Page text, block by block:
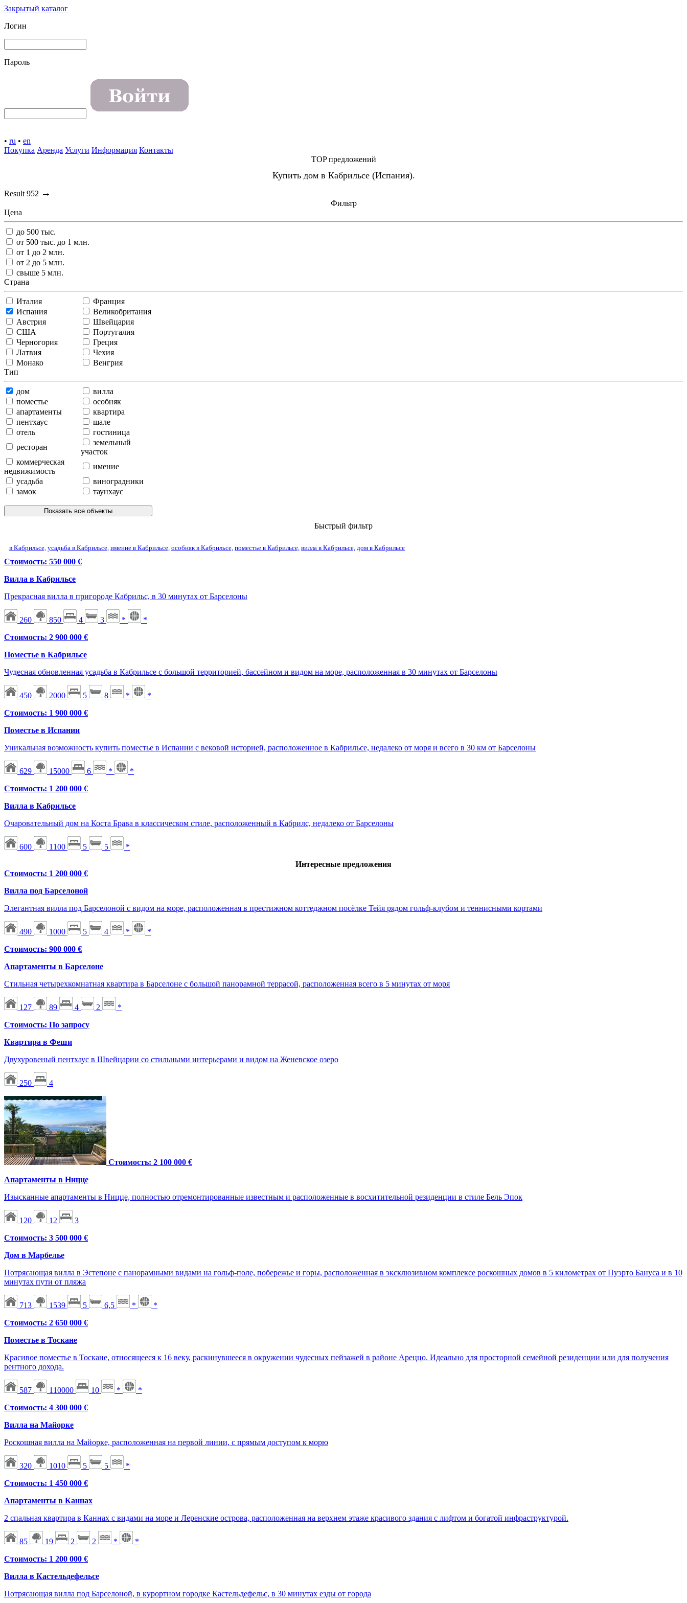
Закрытый каталог
Логин
Пароль
• ru • en
Покупка Аренда Услуги Информация Контакты
TOP предложений
Купить дом в Кабрильсе (Испания).
Result 952 →
Фильтр
Цена
до 500 тыс.
от 500 тыс. до 1 млн.
от 1 до 2 млн.
от 2 до 5 млн.
свыше 5 млн.
Страна
Италия
Франция
Испания
Великобритания
Австрия
Швейцария
США
Португалия
Черногория
Греция
Латвия
Чехия
Монако
Венгрия
Тип
дом
вилла
поместье
особняк
апартаменты
квартира
пентхаус
шале
отель
гостиница
ресторан
земельный
участок
коммерческая
недвижимость
имение
усадьба
виноградники
замок
таунхаус
Показать все объекты
Быстрый фильтр
в Кабрильсе, усадьба в Кабрильсе, имение в Кабрильсе, особняк в Кабрильсе, поместье в Кабрильсе, вилла в Кабрильсе, дом в Кабрильсе
Стоимость: 550 000 €
Вилла в Кабрильсе
Прекрасная вилла в пригороде Кабрильс, в 30 минутах от Барселоны
260 850 4 3 *
*
Стоимость: 2 900 000 €
Поместье в Кабрильсе
Чудесная обновленная усадьба в Кабрильсе с большой территорией, бассейном и видом на море, расположенная в 30 минутах от Барселоны
450 2000 5 8 *
*
Стоимость: 1 900 000 €
Поместье в Испании
Уникальная возможность купить поместье в Испании с вековой историей, расположенное в Кабрильсе, недалеко от моря и всего в 30 км от Барселоны
629 15000 6 *
*
Стоимость: 1 200 000 €
Вилла в Кабрильсе
Очаровательный дом на Коста Брава в классическом стиле, расположенный в Кабрилс, недалеко от Барселоны
600 1100 5 5
*
Интересные предложения
Стоимость: 1 200 000 €
Вилла под Барселоной
Элегантная вилла под Барселоной с видом на море, расположенная в престижном коттеджном посёлке Тейя рядом гольф-клубом и теннисными кортами
490 1000 5 4 *
*
Стоимость: 900 000 €
Апартаменты в Барселоне
Стильная четырехкомнатная квартира в Барселоне с большой панорамной террасой, расположенная всего в 5 минутах от моря
127 89 4 2
*
Стоимость: По запросу
Квартира в Феши
Двухуровеный пентхаус в Швейцарии со стильными интерьерами и видом на Женевское озеро
250 4
Стоимость: 2 100 000 €
Апартаменты в Ницце
Изысканные апартаменты в Ницце, полностью отремонтированные известным и расположенные в восхитительной резиденции в стиле Бель Эпок
120 12
3
Стоимость: 3 500 000 €
Дом в Марбелье
Потрясающая вилла в Эстепоне с панорамными видами на гольф-поле, побережье и горы, расположенная в эксклюзивном комплексе роскошных домов в 5 километрах от Пуэрто Бануса и в 10
минутах пути от пляжа
713 1539 5 6,5 *
*
Стоимость: 2 650 000 €
Поместье в Тоскане
Красивое поместье в Тоскане, относящееся к 16 веку, раскинувшееся в окружении чудесных пейзажей в районе Ареццо. Идеально для просторной семейной резиденции или для получения
рентного дохода.
587 110000 10 *
*
Стоимость: 4 300 000 €
Вилла на Майорке
Роскошная вилла на Майорке, расположенная на первой линии, с прямым доступом к морю
320 1010 5 5
*
Стоимость: 1 450 000 €
Апартаменты в Каннах
2 спальная квартира в Каннах с видами на море и Леренские острова, расположенная на верхнем этаже красивого здания с лифтом и богатой инфраструктурой.
85 19 2 2 *
*
Стоимость: 1 200 000 €
Вилла в Кастельдефельсе
Потрясающая вилла под Барселоной, в курортном городке Кастельдефельс, в 30 минутах езды от города